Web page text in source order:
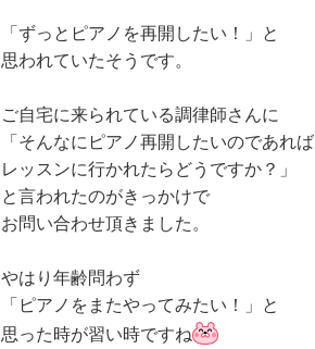
「ずっとピアノを再開したい！」と
思われていたそうです。
ご自宅に来られている調律師さんに
「そんなにピアノ再開したいのであれば
レッスンに行かれたらどうですか？」
と言われたのがきっかけで
お問い合わせ頂きました。
やはり年齢問わず
「ピアノをまたやってみたい！」と
思った時が習い時ですね